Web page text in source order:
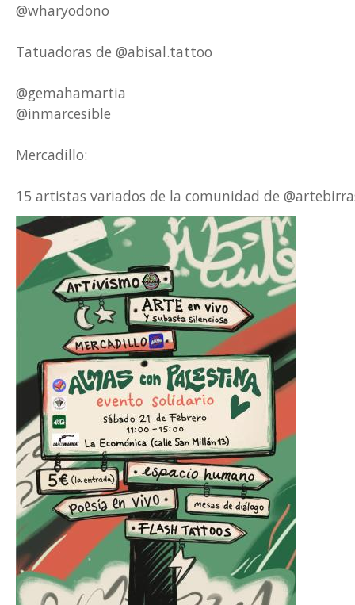
@wharyodono
Tatuadoras de @abisal.tattoo
@gemahamartia
@inmarcesible
Mercadillo:
15 artistas variados de la comunidad de